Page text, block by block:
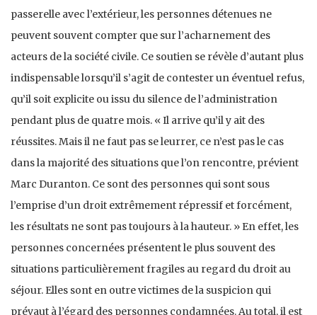
passerelle avec l’extérieur, les personnes détenues ne
peuvent souvent compter que sur l’acharnement des
acteurs de la société civile. Ce soutien se révèle d’autant plus
indispensable lorsqu’il s’agit de contester un éventuel refus,
qu’il soit explicite ou issu du silence de l’administration
pendant plus de quatre mois. « Il arrive qu’il y ait des
réussites. Mais il ne faut pas se leurrer, ce n’est pas le cas
dans la majorité des situations que l’on rencontre, prévient
Marc Duranton. Ce sont des personnes qui sont sous
l’emprise d’un droit extrêmement répressif et forcément,
les résultats ne sont pas toujours à la hauteur. » En effet, les
personnes concernées présentent le plus souvent des
situations particulièrement fragiles au regard du droit au
séjour. Elles sont en outre victimes de la suspicion qui
prévaut à l’égard des personnes condamnées. Au total, il est